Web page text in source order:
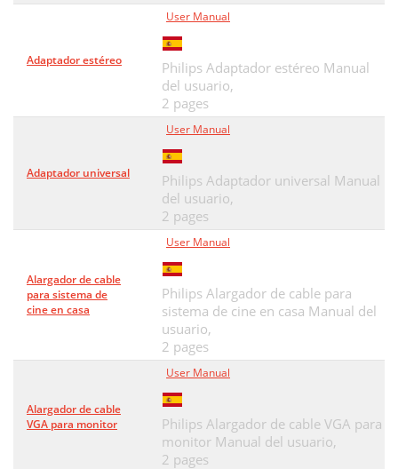
Adaptador estéreo
User Manual
Philips Adaptador estéreo Manual
del usuario,
2 pages
Adaptador universal
User Manual
Philips Adaptador universal Manual
del usuario,
2 pages
Alargador de cable
para sistema de
cine en casa
User Manual
Philips Alargador de cable para
sistema de cine en casa Manual del
usuario,
2 pages
Alargador de cable
VGA para monitor
User Manual
Philips Alargador de cable VGA para
monitor Manual del usuario,
2 pages